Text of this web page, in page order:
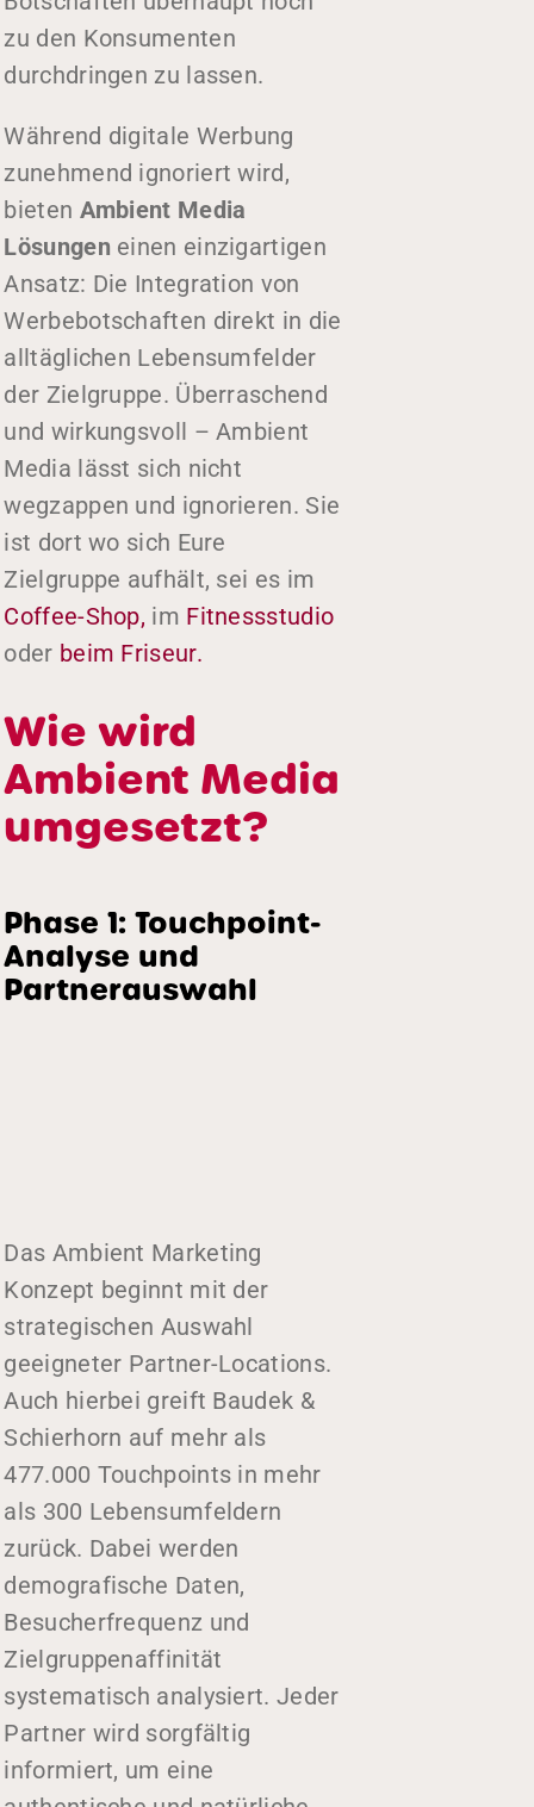
zu den Konsumenten
durchdringen zu lassen.
Während digitale Werbung
zunehmend ignoriert wird,
bieten Ambient Media
Lösungen einen einzigartigen
Ansatz: Die Integration von
Werbebotschaften direkt in die
alltäglichen Lebensumfelder
der Zielgruppe. Überraschend
und wirkungsvoll – Ambient
Media lässt sich nicht
wegzappen und ignorieren. Sie
ist dort wo sich Eure
Zielgruppe aufhält, sei es im
Coffee-Shop, im Fitnessstudio
oder beim Friseur.
Wie wird
Ambient Media
umgesetzt?
Phase 1: Touchpoint-
Analyse und
Partnerauswahl
Das Ambient Marketing
Konzept beginnt mit der
strategischen Auswahl
geeigneter Partner-Locations.
Auch hierbei greift Baudek &
Schierhorn auf mehr als
477.000 Touchpoints in mehr
als 300 Lebensumfeldern
zurück. Dabei werden
demografische Daten,
Besucherfrequenz und
Zielgruppenaffinität
systematisch analysiert. Jeder
Partner wird sorgfältig
informiert, um eine